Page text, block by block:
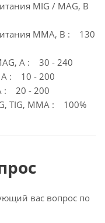
MIG / MAG, В
MMA, В : 130
А : 30 - 240
А : 10 - 200
: 20 - 200
TIG, MMA : 100%
вас вопрос по